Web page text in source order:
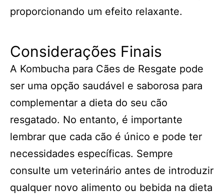
proporcionando um efeito relaxante.
Considerações Finais
A Kombucha para Cães de Resgate pode
ser uma opção saudável e saborosa para
complementar a dieta do seu cão
resgatado. No entanto, é importante
lembrar que cada cão é único e pode ter
necessidades específicas. Sempre
consulte um veterinário antes de introduzir
qualquer novo alimento ou bebida na dieta